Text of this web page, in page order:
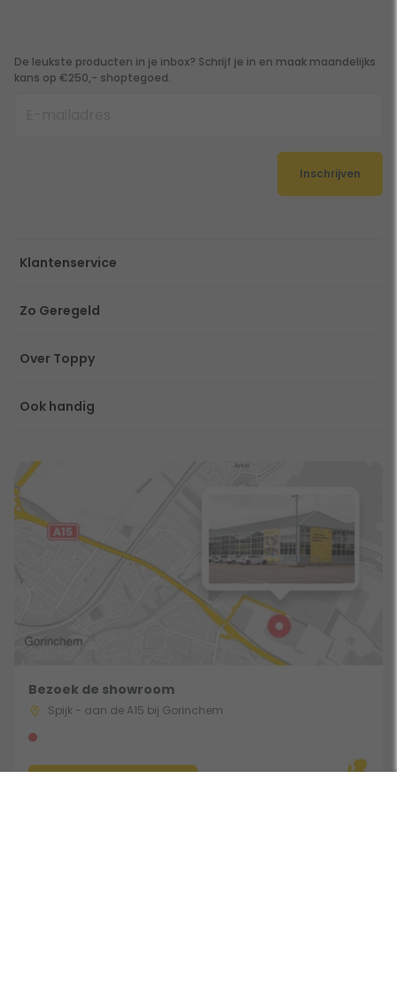
De leukste producten in je inbox? Schrijf je in en maak maandelijks
kans op €250,- shoptegoed.
Inschrijven
Klantenservice
Zo Geregeld
Over Toppy
Ook handig
Bezoek de showroom
Spijk - aan de A15 bij Gorinchem